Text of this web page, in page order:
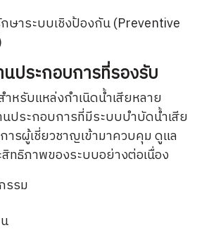
ษาระบบเชิงป้องกัน (Preventive
นประกอบการที่รองรับ
ำหรับแหล่งกำเนิดน้ำเสียหลาย
นประกอบการที่มีระบบบำบัดน้ำเสีย
ารผู้เชี่ยวชาญเข้ามาควบคุม ดูแล
ทธิภาพของระบบอย่างต่อเนื่อง
รรม